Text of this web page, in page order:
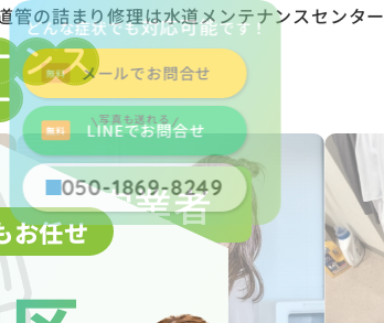
管の詰まり修理は水道メンテナンスセンター
局指定業者
お任せ
どんな症状でも対応可能です！
メールでお問合せ
写真も送れる
LINEでお問合せ
050-1869-8249